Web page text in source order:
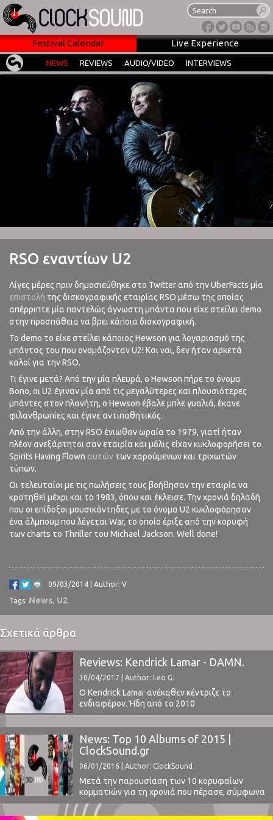
Festival Calendar Live Experience
NEWS REVIEWS AUDIO/VIDEO INTERVIEWS
RSO εναντίων U2
Λίγες μέρες πριν δημοσιεύθηκε στο Twitter από την UberFacts μία
επιστολή της δισκογραφικής εταιρίας RSO μέσω της οποίας
απέρριπτε μία παντελώς άγνωστη μπάντα που είχε στείλει demo
στην προσπάθεια να βρει κάποια δισκογραφική.
Το demo το είχε στείλει κάποιος Hewson για λογαριασμό της
μπάντας του που ονομάζονταν U2! Και ναι, δεν ήταν αρκετά
καλοί για την RSO.
Τι έγινε μετά? Από την μία πλευρά, ο Hewson πήρε το όνομα
Bono, οι U2 έγιναν μία από τις μεγαλύτερες και πλουσιότερες
μπάντες στον πλανήτη, ο Hewson έβαλε μπλε γυαλιά, έκανε
φιλανθρωπίες και έγινε αντιπαθητικός.
Από την άλλη, στην RSO ένιωθαν ωραία το 1979, γιατί ήταν
πλέον ανεξάρτητοι σαν εταιρία και μόλις είχαν κυκλοφορήσει το
Spirits Having Flown αυτών των χαρούμενων και τριχωτών
τύπων.
Οι τελευταίοι με τις πωλήσεις τους βοήθησαν την εταιρία να
κρατηθεί μέχρι και το 1983, όπου και έκλεισε. Την χρονιά δηλαδή
που οι επίδοξοι μουσικάντηδες με το όνομα U2 κυκλοφόρησαν
ένα άλμπουμ που λέγεται War, το οποίο έριξε από την κορυφή
των charts το Thriller του Michael Jackson. Well done!
09/03/2014 | Author: V
Tags: News, U2
Σχετικά άρθρα
Reviews: Kendrick Lamar - DAMN.
30/04/2017 | Author: Leo G.
Ο Kendrick Lamar ανέκαθεν κέντριζε το
ενδιαφέρον. Ήδη από το 2010
("Overly Dedicated" EP) έδωσε δείγματα
καλλιτεχνικής φιλοδοξίας, μοναδικό
αφηγηματικό ταλέντο και εννοιολογική συνοχή
στις δουλειές του, που έδωσαν στον ίδιο και
την ανεξάρτητη Top Dawg Entertainment την
ευκαιρία να συνεργαστούν με την Aftermath
Records και τον μεγιστάνα του hip-hop Dr.
Dre.Το ...
News: Top 10 Albums of 2015 |
ClockSound.gr
06/01/2016 | Author: ClockSound
Μετά την παρουσίαση των 10 κορυφαίων
κομματιών για τη χρονιά που πέρασε, σύμφωνα
με την ψηφοφορία των συντακτών του
ClockSound, ήρθε η ώρα για μία ακόμα πιο